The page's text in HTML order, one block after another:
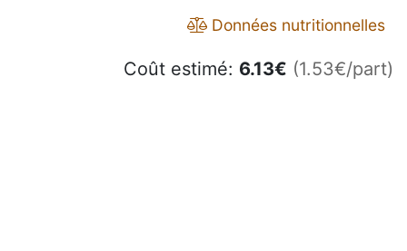
Données nutritionnelles
Coût estimé: 6.13€ (1.53€/part)